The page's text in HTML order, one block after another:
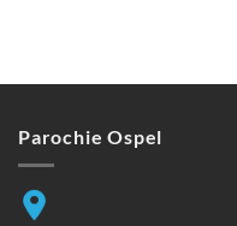
Parochie Ospel